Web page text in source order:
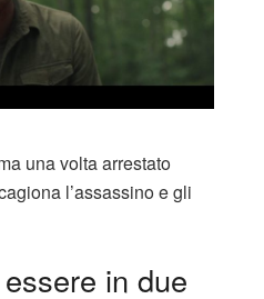
una volta arrestato
l’assassino e gli
in due